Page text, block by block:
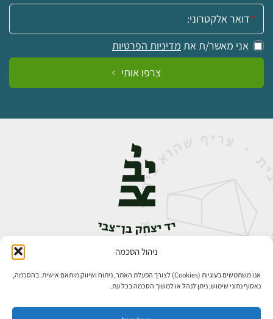
ניהול הסכמה
אנו משתמשים בעוגיות (Cookies) לצורך הפעלת האתר, ניתוח ושיווק מותאם אישית. בהסכמה,
נאסוף נתוני שימוש; ניתן לנהל או למשוך הסכמה בכל עת.
אימייל:
אני מאשר/ת את מדיניות הפרטיות
צרפו אותי
אבן גבירול 14, רחביה, ירושלים